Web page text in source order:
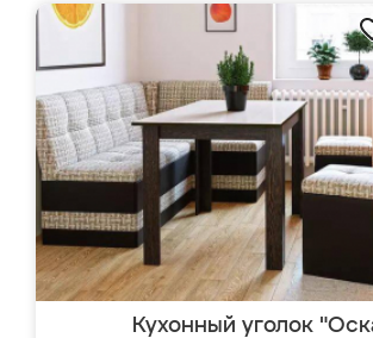
Кухонный уголок